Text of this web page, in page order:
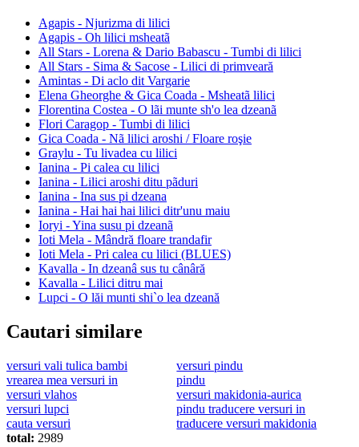
Agapis - Njurizma di lilici
Agapis - Oh lilici msheatã
All Stars - Lorena & Dario Babascu - Tumbi di lilici
All Stars - Sima & Sacose - Lilici di primveară
Amintas - Di aclo dit Vargarie
Elena Gheorghe & Gica Coada - Msheatã lilici
Florentina Costea - O lãi munte sh'o lea dzeanã
Flori Caragop - Tumbi di lilici
Gica Coada - Nã lilici aroshi / Floare roşie
Graylu - Tu livadea cu lilici
Ianina - Pi calea cu lilici
Ianina - Lilici aroshi ditu pãduri
Ianina - Ina sus pi dzeana
Ianina - Hai hai hai lilici ditr'unu maiu
Ioryi - Yina susu pi dzeanã
Ioti Mela - Mândră floare trandafir
Ioti Mela - Pri calea cu lilici (BLUES)
Kavalla - In dzeanâ sus tu cânâră
Kavalla - Lilici ditru mai
Lupci - O lăi munti shi`o lea dzeană
Cautari similare
versuri vali tulica bambi
versuri pindu
vrearea mea versuri in
pindu
versuri vlahos
versuri makidonia-aurica
versuri lupci
pindu traducere versuri in
cauta versuri
traducere versuri makidonia
total: 2989